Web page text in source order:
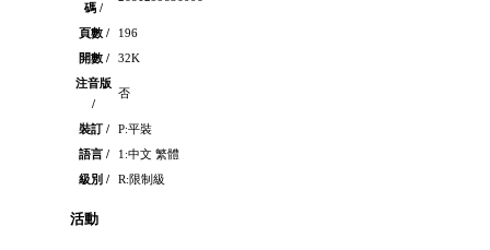
碼 /
頁數 /
196
開數 /
32K
注音版
/
否
裝訂 /
P:平裝
語言 /
1:中文 繁體
級別 /
R:限制級
活動